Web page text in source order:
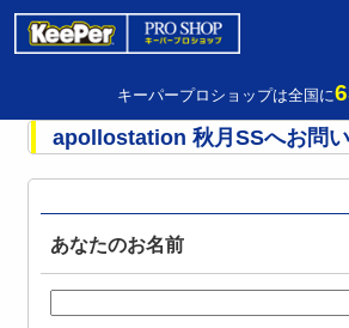
キーパープロショップは全国に
apollostation 秋月SSへお問
あなたのお名前